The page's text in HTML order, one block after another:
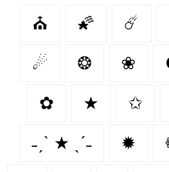
⛪️ 🌠 ☄️
☄ ❂ ❀
✿ ★ ✩
˗ˏˋ ★ ˎˊ˗ ✹